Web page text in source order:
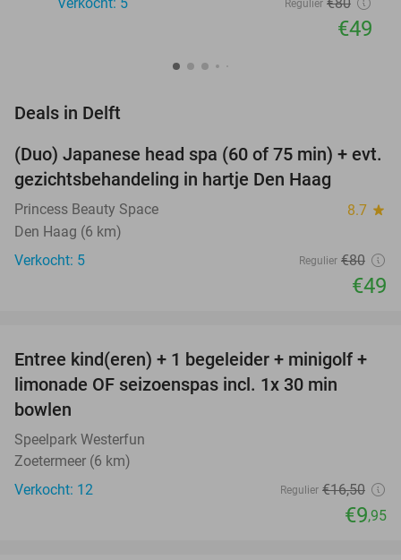
Regulier
€49
Deals in Delft
39%
NEW
TODAY
(Duo) Japanese head spa (60 of 75 min) + evt.
gezichtsbehandeling in hartje Den Haag
Princess Beauty Space 8.7 star
Den Haag (6 km)
Verkocht: 5
Regulier €80
€49
40%
TODAY
Entree kind(eren) + 1 begeleider + minigolf +
limonade OF seizoenspas incl. 1x 30 min
bowlen
Speelpark Westerfun
Zoetermeer (6 km)
Verkocht: 12
Regulier €16,50
€9,95